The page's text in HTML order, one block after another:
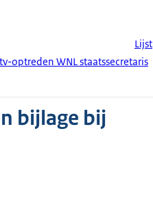
Lijst
optreden WNL staatssecretaris
bijlage bij